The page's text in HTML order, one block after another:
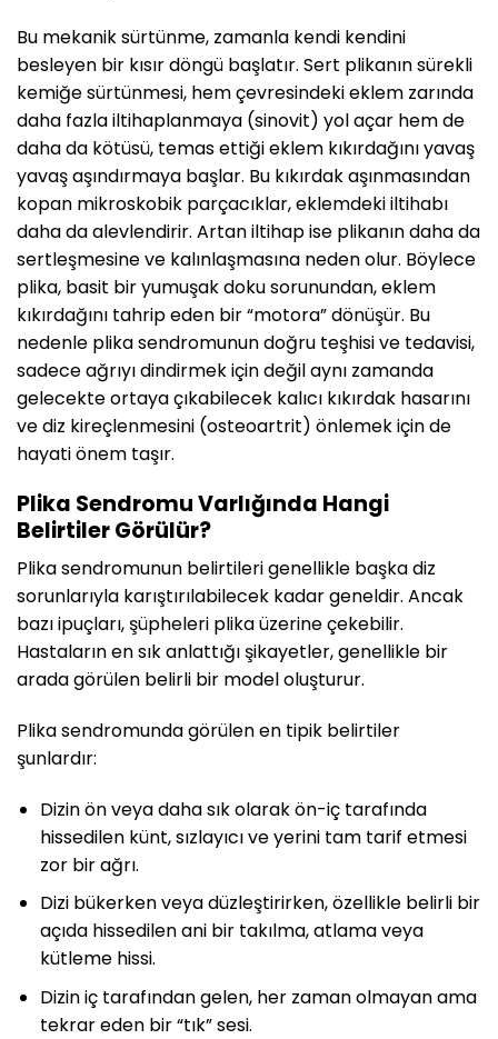
Bu mekanik sürtünme, zamanla kendi kendini
besleyen bir kısır döngü başlatır. Sert plikanın sürekli
kemiğe sürtünmesi, hem çevresindeki eklem zarında
daha fazla iltihaplanmaya (sinovit) yol açar hem de
daha da kötüsü, temas ettiği eklem kıkırdağını yavaş
yavaş aşındırmaya başlar. Bu kıkırdak aşınmasından
kopan mikroskobik parçacıklar, eklemdeki iltihabı
daha da alevlendirir. Artan iltihap ise plikanın daha da
sertleşmesine ve kalınlaşmasına neden olur. Böylece
plika, basit bir yumuşak doku sorunundan, eklem
kıkırdağını tahrip eden bir “motora” dönüşür. Bu
nedenle plika sendromunun doğru teşhisi ve tedavisi,
sadece ağrıyı dindirmek için değil aynı zamanda
gelecekte ortaya çıkabilecek kalıcı kıkırdak hasarını
ve diz kireçlenmesini (osteoartrit) önlemek için de
hayati önem taşır.
Plika Sendromu Varlığında Hangi
Belirtiler Görülür?
Plika sendromunun belirtileri genellikle başka diz
sorunlarıyla karıştırılabilecek kadar geneldir. Ancak
bazı ipuçları, şüpheleri plika üzerine çekebilir.
Hastaların en sık anlattığı şikayetler, genellikle bir
arada görülen belirli bir model oluşturur.
Plika sendromunda görülen en tipik belirtiler
şunlardır:
Dizin ön veya daha sık olarak ön-iç tarafında
hissedilen künt, sızlayıcı ve yerini tam tarif etmesi
zor bir ağrı.
Dizi bükerken veya düzleştirirken, özellikle belirli bir
açıda hissedilen ani bir takılma, atlama veya
kütleme hissi.
Dizin iç tarafından gelen, her zaman olmayan ama
tekrar eden bir “tık” sesi.